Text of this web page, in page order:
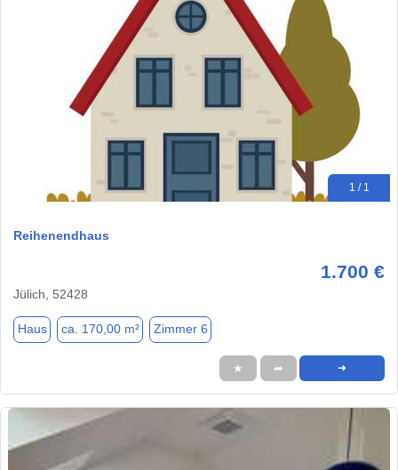
1 / 1
Reihenendhaus
1.700 €
Jülich, 52428
Haus ca. 170,00 m² Zimmer 6
★ ➦ ➜